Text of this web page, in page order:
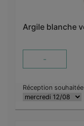
Argile blanche
-
Réception